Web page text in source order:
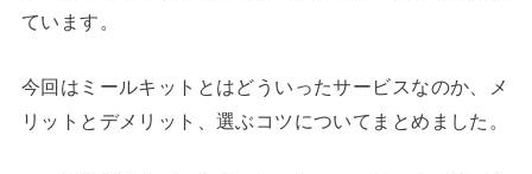
ています。
今回はミールキットとはどういったサービスなのか、メ
リットとデメリット、選ぶコツについてまとめました。